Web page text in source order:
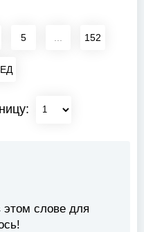
5 152
этом слове для